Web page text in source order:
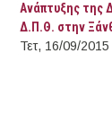
Ανάπτυξης της
Δ.Π.Θ. στην
Τετ, 16/09/